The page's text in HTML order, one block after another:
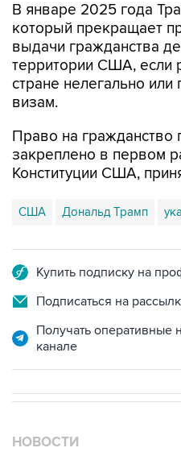
В январе 2025 года
который прекращает
выдачи гражданства
территории США, если
стране нелегально
визам.
Право на
закреплено в первом
Конституции США,
США Дональд Трамп
Купить подписку на
Подписаться на
Получать оперативные
канале
НОВОСТИ